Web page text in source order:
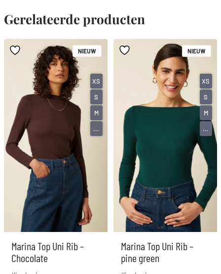
Gerelateerde producten
Marina Top Uni Rib –
Chocolate
NIEUW
XS
S
M
...
Marina Top Uni Rib –
pine green
NIEUW
XS
S
M
...